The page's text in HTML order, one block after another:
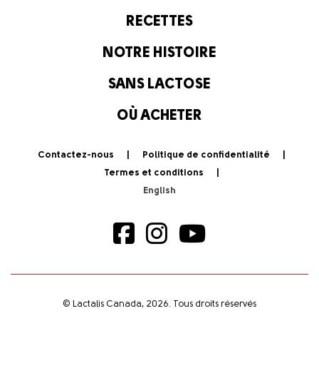
RECETTES
NOTRE HISTOIRE
SANS LACTOSE
OÙ ACHETER
Contactez-nous
Politique de confidentialité
Termes et conditions
© Lactalis Canada, 2026. Tous droits réservés